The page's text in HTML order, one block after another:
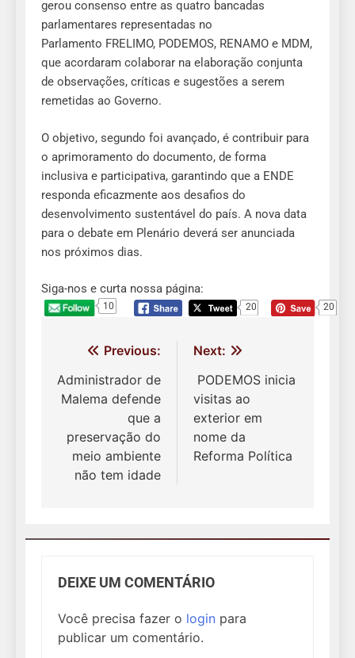
gerou consenso entre as quatro bancadas
parlamentares representadas no
Parlamento FRELIMO, PODEMOS, RENAMO e MDM,
que acordaram colaborar na elaboração conjunta
de observações, críticas e sugestões a serem
remetidas ao Governo.
O objetivo, segundo foi avançado, é contribuir para
o aprimoramento do documento, de forma
inclusiva e participativa, garantindo que a ENDE
responda eficazmente aos desafios do
desenvolvimento sustentável do país. A nova data
para o debate em Plenário deverá ser anunciada
nos próximos dias.
Siga-nos e curta nossa página:
10 20 20
Navegação
de
Post
Previous:
Administrador de
Malema defende
que a
preservação do
meio ambiente
não tem idade
Next:
PODEMOS inicia
visitas ao
exterior em
nome da
Reforma Política
DEIXE UM COMENTÁRIO
Você precisa fazer o login para
publicar um comentário.